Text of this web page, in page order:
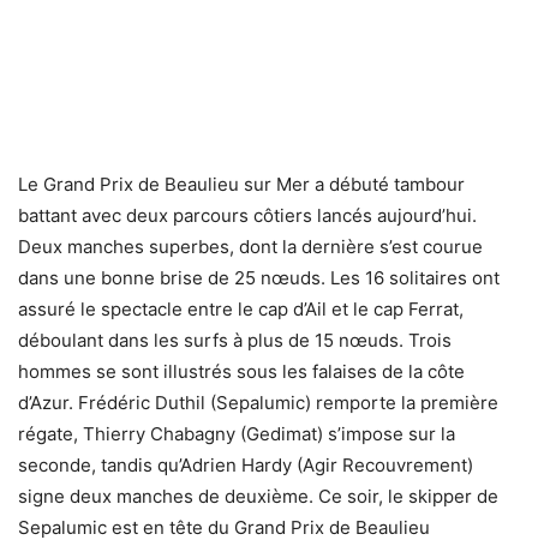
Le Grand Prix de Beaulieu sur Mer a débuté tambour
battant avec deux parcours côtiers lancés aujourd’hui.
Deux manches superbes, dont la dernière s’est courue
dans une bonne brise de 25 nœuds. Les 16 solitaires ont
assuré le spectacle entre le cap d’Ail et le cap Ferrat,
déboulant dans les surfs à plus de 15 nœuds. Trois
hommes se sont illustrés sous les falaises de la côte
d’Azur. Frédéric Duthil (Sepalumic) remporte la première
régate, Thierry Chabagny (Gedimat) s’impose sur la
seconde, tandis qu’Adrien Hardy (Agir Recouvrement)
signe deux manches de deuxième. Ce soir, le skipper de
Sepalumic est en tête du Grand Prix de Beaulieu